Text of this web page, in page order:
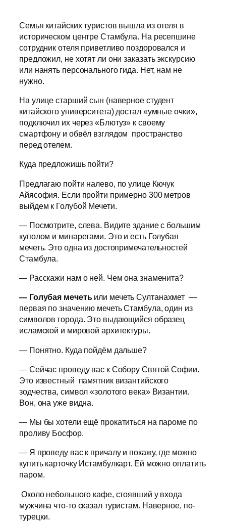
Семья китайских туристов вышла из отеля в
историческом центре Стамбула. На ресепшине
сотрудник отеля приветливо поздоровался и
предложил, не хотят ли они заказать экскурсию
или нанять персонального гида. Нет, нам не
нужно.
На улице старший сын (наверное студент
китайского университета) достал «умные очки»,
подключил их через «Блютуз» к своему
смартфону и обвёл взглядом пространство
перед отелем.
Куда предложишь пойти?
Предлагаю пойти налево, по улице Кючук
Айясофия. Если пройти примерно 300 метров
выйдем к Голубой Мечети.
— Посмотрите, слева. Видите здание с большим
куполом и минаретами. Это и есть Голубая
мечеть. Это одна из достопримечательностей
Стамбула.
— Расскажи нам о ней. Чем она знаменита?
— Голубая мечетьили мечеть Султанахмет —
первая по значению мечеть Стамбула, один из
символов города. Это выдающийся образец
исламской и мировой архитектуры.
— Понятно. Куда пойдём дальше?
— Сейчас проведу вас к Собору Святой Софии.
Это известный памятник византийского
зодчества, символ «золотого века» Византии.
Вон, она уже видна.
— Мы бы хотели ещё прокатиться на пароме по
проливу Босфор.
— Я проведу вас к причалу и покажу, где можно
купить карточку Истамбулкарт. Ей можно оплатить
паром.
Около небольшого кафе, стоявший у входа
мужчина что-то сказал туристам. Наверное, по-
турецки.